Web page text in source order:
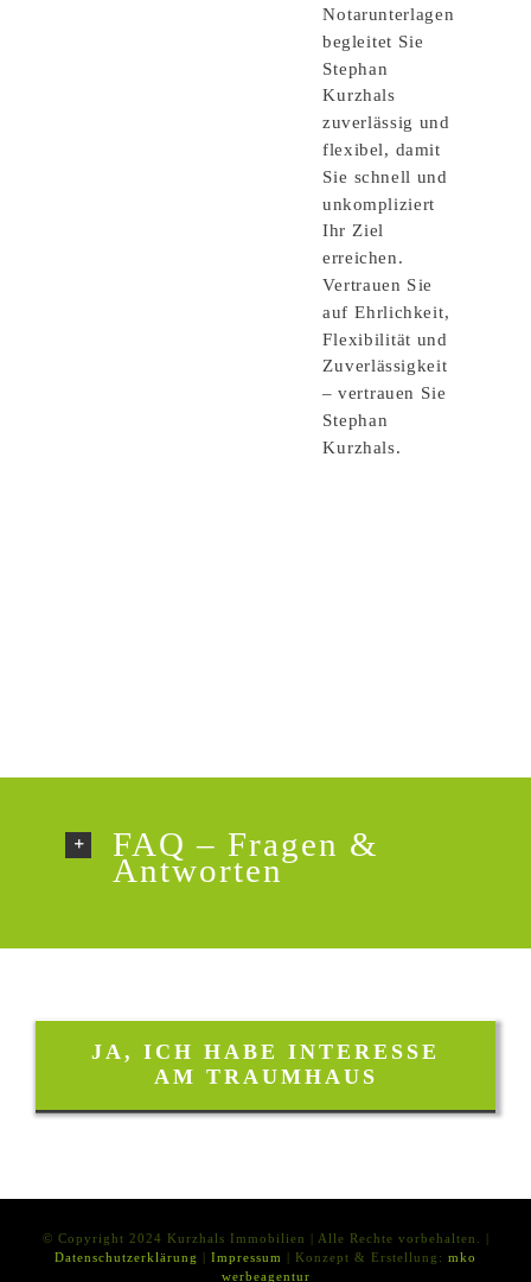
Notarunterlagen
begleitet Sie
Stephan
Kurzhals
zuverlässig und
flexibel, damit
Sie schnell und
unkompliziert
Ihr Ziel
erreichen.
Vertrauen Sie
auf Ehrlichkeit,
Flexibilität und
Zuverlässigkeit
– vertrauen Sie
Stephan
Kurzhals.
FAQ – Fragen &
Antworten
JA, ICH HABE INTERESSE
AM TRAUMHAUS
© Copyright 2024 Kurzhals Immobilien | Alle Rechte vorbehalten. |
Datenschutzerklärung | Impressum | Konzept & Erstellung: mko
werbeagentur